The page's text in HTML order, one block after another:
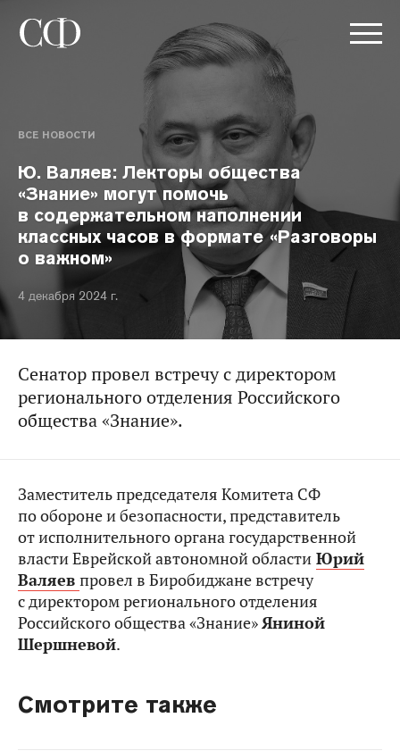
ВСЕ НОВОСТИ
Ю. Валяев: Лекторы общества
«Знание» могут помочь
в содержательном наполнении
классных часов в формате «Разговоры
о важном»
4 декабря 2024 г.
Сенатор провел встречу с директором
регионального отделения Российского
общества «Знание».
Заместитель председателя Комитета СФ
по обороне и безопасности, представитель
от исполнительного органа государственной
власти Еврейской автономной области Юрий
Валяев провел в Биробиджане встречу
с директором регионального отделения
Российского общества «Знание»Яниной
Шершневой.
Смотрите также